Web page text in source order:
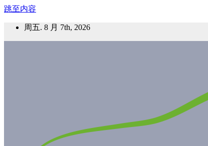
跳至内容
周五. 8 月 7th, 2026